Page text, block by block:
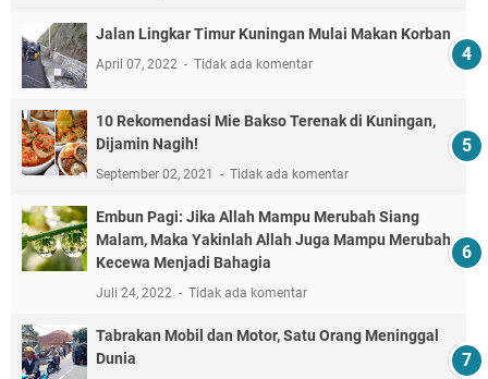
Jalan Lingkar Timur Kuningan Mulai Makan Korban
April 07, 2022 Tidak ada komentar
10 Rekomendasi Mie Bakso Terenak di Kuningan,
Dijamin Nagih!
September 02, 2021 Tidak ada komentar
Embun Pagi: Jika Allah Mampu Merubah Siang
Malam, Maka Yakinlah Allah Juga Mampu Merubah
Kecewa Menjadi Bahagia
Juli 24, 2022 Tidak ada komentar
Tabrakan Mobil dan Motor, Satu Orang Meninggal
Dunia